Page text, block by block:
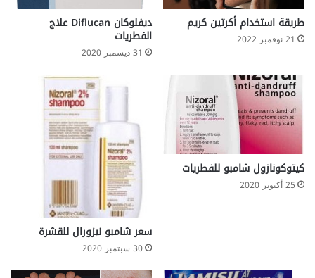
طريقة استخدام أكرتين كريم
21 نوفمبر 2022
ديفلوكان Diflucan علاج
الفطريات
31 ديسمبر 2020
كيتوكونازول شامبو للفطريات
25 أكتوبر 2020
سعر شامبو نيزورال للقشرة
30 سبتمبر 2020